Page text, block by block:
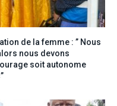
de la femme : ” Nous
nous devons
soit autonome